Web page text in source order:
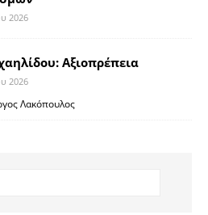
2026
Αξιοπρέπεια
2026
Λακόπουλος